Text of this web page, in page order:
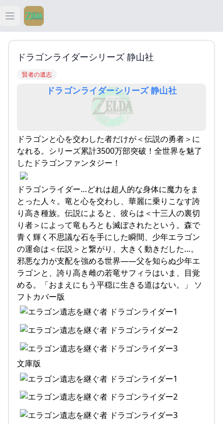
Open main menu
ティアキン
ティアキン 武器
ティアキン 攻略
ドラゴンライダーシリーズ 静山社
賢者の遺志
ドラゴンライダーシリーズ 静山社
ドラゴンと心を交わした者だけが＜伝説の勇者＞に
なれる。シリーズ累計3500万部突破！全世界を魅了
したドラゴンファンタジー！
ドラゴンライダー…どれは超人的な身体に魔力をま
とった人々。竜と心を交わし、華麗に乗りこなす誇
り高き種族。伝説によると、彼らは＜十三人の裏切
り者＞によって竜もろとも滅ぼされたという。森で
青く輝く不思議な石を手にした瞬間、少年エラゴン
の運命は＜伝説＞と繋がり、大きく動きだした…。
邪悪な力が支配を強める世界――父を知らぬ少年エ
ラゴンと、誇り高き雌の若竜サフィラはいま、目覚
める。「おまえにもう平穏に生きる道はない。」 ソ
フトカバー版
文庫版